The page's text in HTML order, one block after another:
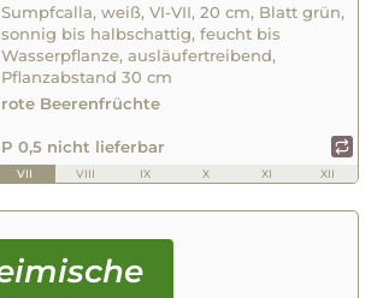
Sumpfcalla, weiß, VI-VII, 20 cm, Blatt grün,
sonnig bis halbschattig, feucht bis
Wasserpflanze, ausläufertreibend,
Pflanzabstand 30 cm
rote Beerenfrüchte
P 0,5 nicht lieferbar
VII VIII IX X XI XII